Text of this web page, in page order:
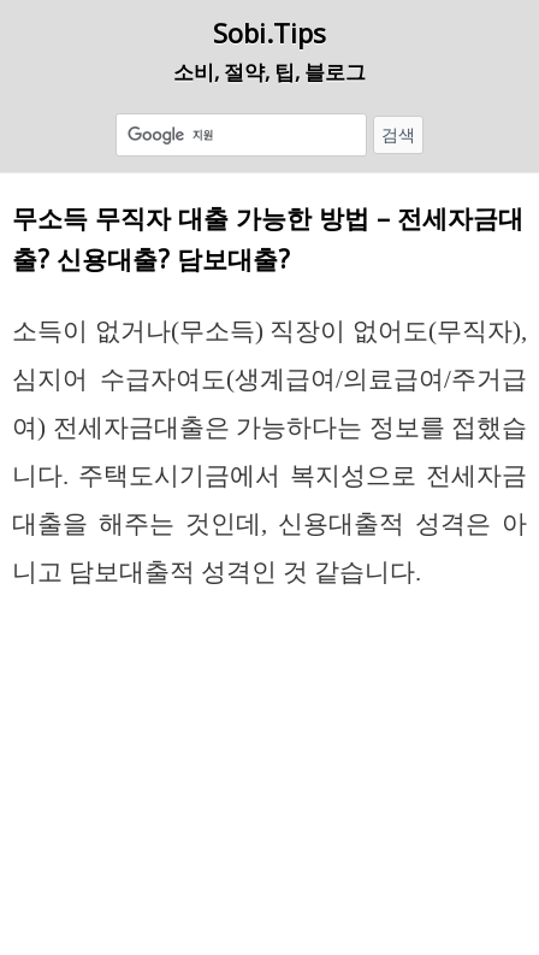
Sobi.Tips
소비, 절약, 팁, 블로그
무소득 무직자 대출 가능한 방법 – 전세자금대
출? 신용대출? 담보대출?
소득이 없거나(무소득) 직장이 없어도(무직자),
심지어 수급자여도(생계급여/의료급여/주거급
여) 전세자금대출은 가능하다는 정보를 접했습
니다. 주택도시기금에서 복지성으로 전세자금
대출을 해주는 것인데, 신용대출적 성격은 아
니고 담보대출적 성격인 것 같습니다.